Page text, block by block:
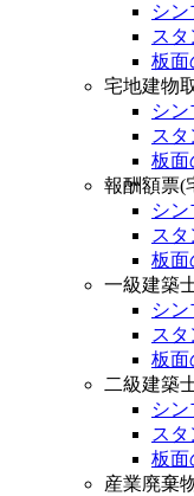
シ
スタ
板面
宅地建物
シ
スタ
板面
報酬額票(
シ
スタ
板面
一級建築
シ
スタ
板面
二級建築
シ
スタ
板面
産業廃棄